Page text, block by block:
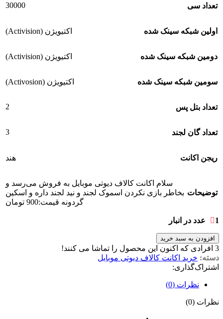
تعداد سی 30000
اولین شبکه سینک شده اکتیویژن (Activision)
دومین شبکه سینک شده اکتیویژن (Activision)
سومین شبکه سینک شده اکتیویژن (Activosion)
تعداد بتل پس 2
تعداد گان لجند 3
ریجن اکانت هند
توضیحات
سلام اکانت کالاف دیوتی موبایل به فروش می‌رسد و
بخاطر بازی نکردن اسموک لجند و نید لجند داره و اسکین
گردونه قیمت:900 تومان
1 عدد در انبار
افزودن به سبد خرید
3 افرادی که اکنون این محصول را تماشا می کنند!
دسته: خرید اکانت کالاف دیوتی موبایل
اشتراک‌گذاری:
نظرات (0)
نظرات (0)